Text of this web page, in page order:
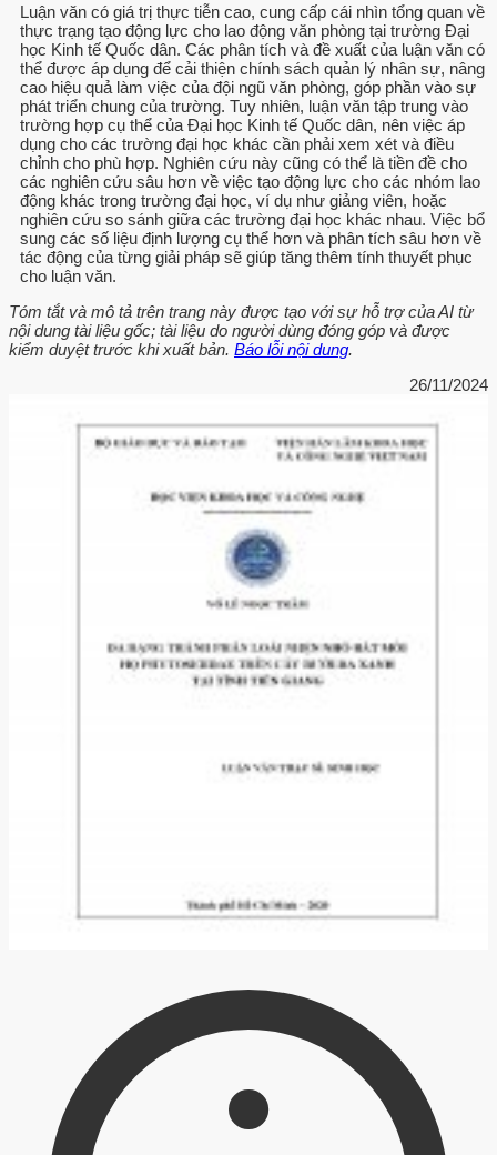
Luận văn có giá trị thực tiễn cao, cung cấp cái nhìn tổng quan về
thực trạng tạo động lực cho lao động văn phòng tại trường Đại
học Kinh tế Quốc dân. Các phân tích và đề xuất của luận văn có
thể được áp dụng để cải thiện chính sách quản lý nhân sự, nâng
cao hiệu quả làm việc của đội ngũ văn phòng, góp phần vào sự
phát triển chung của trường. Tuy nhiên, luận văn tập trung vào
trường hợp cụ thể của Đại học Kinh tế Quốc dân, nên việc áp
dụng cho các trường đại học khác cần phải xem xét và điều
chỉnh cho phù hợp. Nghiên cứu này cũng có thể là tiền đề cho
các nghiên cứu sâu hơn về việc tạo động lực cho các nhóm lao
động khác trong trường đại học, ví dụ như giảng viên, hoặc
nghiên cứu so sánh giữa các trường đại học khác nhau. Việc bổ
sung các số liệu định lượng cụ thể hơn và phân tích sâu hơn về
tác động của từng giải pháp sẽ giúp tăng thêm tính thuyết phục
cho luận văn.
Tóm tắt và mô tả trên trang này được tạo với sự hỗ trợ của AI từ
nội dung tài liệu gốc; tài liệu do người dùng đóng góp và được
kiểm duyệt trước khi xuất bản. Báo lỗi nội dung.
26/11/2024